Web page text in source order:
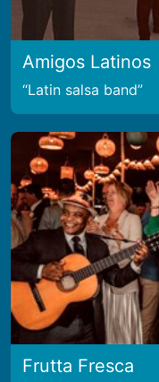
Amigos Latinos
Latin salsa band
Frutta Fresca